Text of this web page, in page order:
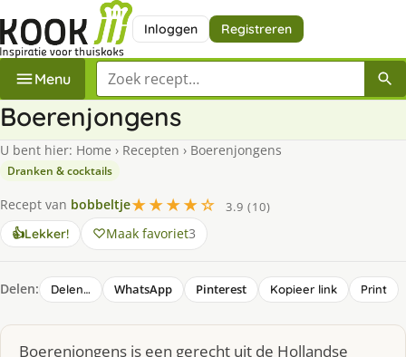
Inloggen Registreren
Menu Zoek een recept
Boerenjongens
U bent hier: Home › Recepten › Boerenjongens
Dranken & cocktails
Recept van bobbeltje★★★★☆
3.9 (10)
👍Lekker! Maak favoriet3
Delen: Delen… WhatsApp Pinterest Kopieer link Print
Boerenjongens is een gerecht uit de Hollandse